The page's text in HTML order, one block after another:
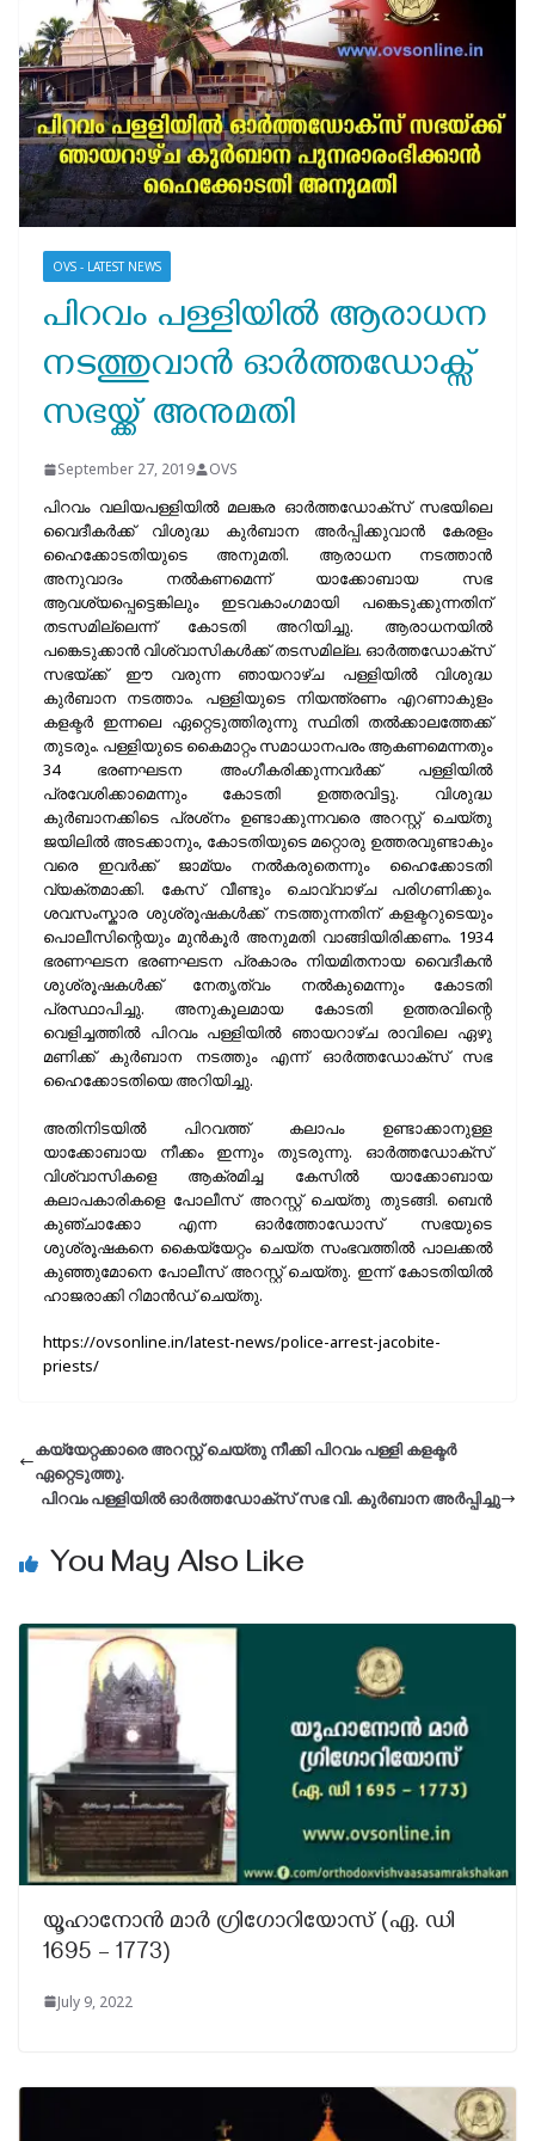
OVS - LATEST NEWS
പിറവം പള്ളിയിൽ ആരാധന
നടത്തുവാൻ ഓർത്തഡോക്സ്
സഭയ്ക്ക് അനുമതി
September 27, 2019 OVS
പിറവം വലിയപള്ളിയിൽ മലങ്കര ഓർത്തഡോക്സ് സഭയിലെ
വൈദീകർക്ക് വിശുദ്ധ കുർബാന അർപ്പിക്കുവാൻ കേരളം
ഹൈക്കോടതിയുടെ അനുമതി. ആരാധന നടത്താൻ
അനുവാദം നൽകണമെന്ന് യാക്കോബായ സഭ
ആവശ്യപ്പെട്ടെങ്കിലും ഇടവകാംഗമായി പങ്കെടുക്കുന്നതിന്
തടസമില്ലെന്ന് കോടതി അറിയിച്ചു. ആരാധനയിൽ
പങ്കെടുക്കാൻ വിശ്വാസികൾക്ക് തടസമില്ല. ഓർത്തഡോക്സ്‌
സഭയ്ക്ക് ഈ വരുന്ന ഞായറാഴ്ച പള്ളിയിൽ വിശുദ്ധ
കുർബാന നടത്താം. പള്ളിയുടെ നിയന്ത്രണം എറണാകുളം
കളക്ടർ ഇന്നലെ ഏറ്റെടുത്തിരുന്നു സ്ഥിതി തൽക്കാലത്തേക്ക്
തുടരും. പള്ളിയുടെ കൈമാറ്റം സമാധാനപരം ആകണമെന്നതും
34 ഭരണഘടന അംഗീകരിക്കുന്നവർക്ക് പള്ളിയിൽ
പ്രവേശിക്കാമെന്നും കോടതി ഉത്തരവിട്ടു. വിശുദ്ധ
കുർബാനക്കിടെ പ്രശ്‌നം ഉണ്ടാക്കുന്നവരെ അറസ്റ്റ് ചെയ്തു
ജയിലിൽ അടക്കാനും, കോടതിയുടെ മറ്റൊരു ഉത്തരവുണ്ടാകും
വരെ ഇവർക്ക് ജാമ്യം നൽകരുതെന്നും ഹൈക്കോടതി
വ്യക്തമാക്കി. കേസ് വീണ്ടും ചൊവ്വാഴ്ച പരിഗണിക്കും.
ശവസംസ്കാര ശുശ്രൂഷകൾക്ക് നടത്തുന്നതിന് കളക്ടറുടെയും
പൊലീസിന്റെയും മുൻ‌കൂർ അനുമതി വാങ്ങിയിരിക്കണം. 1934
ഭരണഘടന ഭരണഘടന പ്രകാരം നിയമിതനായ വൈദീകൻ
ശുശ്രൂഷകൾക്ക് നേതൃത്വം നൽകുമെന്നും കോടതി
പ്രസ്ഥാപിച്ചു. അനുകൂലമായ കോടതി ഉത്തരവിന്റെ
വെളിച്ചത്തിൽ പിറവം പള്ളിയിൽ ഞായറാഴ്ച രാവിലെ ഏഴു
മണിക്ക് കുർബാന നടത്തും എന്ന് ഓർത്തഡോക്സ്‌ സഭ
ഹൈക്കോടതിയെ അറിയിച്ചു.
അതിനിടയിൽ പിറവത്ത് കലാപം ഉണ്ടാക്കാനുള്ള
യാക്കോബായ നീക്കം ഇന്നും തുടരുന്നു. ഓർത്തഡോക്സ്‌
വിശ്വാസികളെ ആക്രമിച്ച കേസിൽ യാക്കോബായ
കലാപകാരികളെ പോലീസ് അറസ്റ്റ് ചെയ്തു തുടങ്ങി. ബെൻ
കുഞ്ചാക്കോ എന്ന ഓർത്തോഡോസ് സഭയുടെ
ശുശ്രൂഷകനെ കൈയ്യേറ്റം ചെയ്ത സംഭവത്തിൽ പാലക്കൽ
കുഞ്ഞുമോനെ പോലീസ് അറസ്റ്റ് ചെയ്തു. ഇന്ന് കോടതിയിൽ
ഹാജരാക്കി റിമാൻഡ് ചെയ്തു.
https://ovsonline.in/latest-news/police-arrest-jacobite-
priests/
കയ്യേറ്റക്കാരെ അറസ്റ്റ് ചെയ്തു നീക്കി പിറവം പള്ളി കളക്ടർ
ഏറ്റെടുത്തു.
പിറവം പള്ളിയില്‍ ഓര്‍ത്തഡോക്‌സ് സഭ വി. കുർബാന അർപ്പിച്ചു
You May Also Like
യൂഹാനോൻ മാർ ഗ്രിഗോറിയോസ് (ഏ. ഡി
1695 – 1773)
July 9, 2022